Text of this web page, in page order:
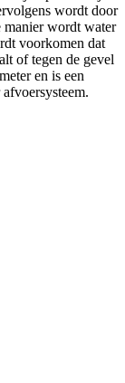
wordt door
manier wordt water
voorkomen dat
of tegen de gevel
en is een